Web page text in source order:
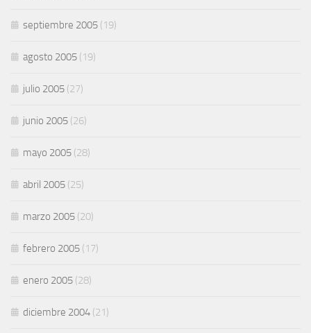
septiembre 2005 (19)
agosto 2005 (19)
julio 2005 (27)
junio 2005 (26)
mayo 2005 (28)
abril 2005 (25)
marzo 2005 (20)
febrero 2005 (17)
enero 2005 (28)
diciembre 2004 (21)